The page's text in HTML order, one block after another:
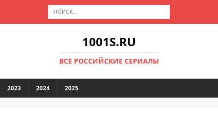
1001S.RU
ВСЕ РОССИЙСКИЕ СЕРИАЛЫ
2023 2024 2025